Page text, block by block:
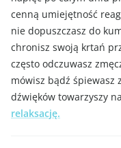
cenną umiejętność
nie dopuszczasz do
chronisz swoją krtań
często odczuwasz
mówisz bądź śpiewasz
dźwięków towarzyszy
relaksację.